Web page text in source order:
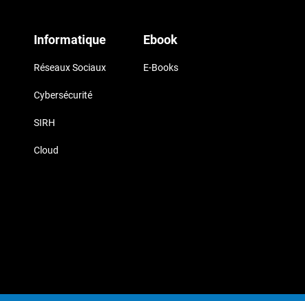
Informatique
Réseaux Sociaux
Cybersécurité
SIRH
Cloud
Ebook
E-Books